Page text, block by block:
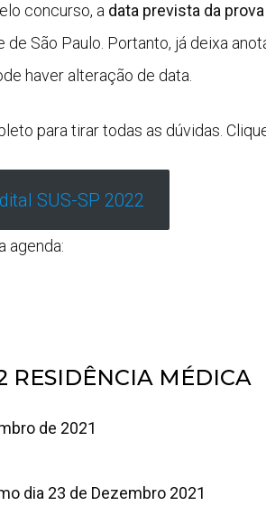
concurso, a data prevista da
de São Paulo. Portanto, já deixa
haver alteração de data.
para tirar todas as dúvidas.
SUS-SP 2022
agenda:
RESIDÊNCIA MÉDICA
de 2021
dia 23 de Dezembro 2021